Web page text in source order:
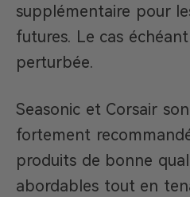
supplémentaire pour
futures. Le cas
perturbée.
Seasonic et Corsair
fortement
produits de bonne
abordables tout en